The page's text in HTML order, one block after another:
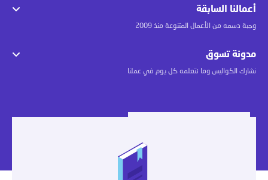
أعمالنا السابقة
وجبة دسمه من الأعمال المتنوعة منذ 2009
مدونة تسوق
نشارك الكواليس وما نتعلمه كل يوم في عملنا